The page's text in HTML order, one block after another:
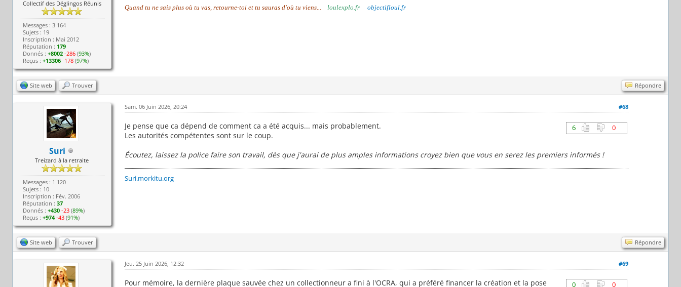
Collectif des Déglingos Réunis
Messages : 3 164
Sujets : 19
Inscription : Mai 2012
Réputation : 179
Donnés : +8002 -286(93%)
Reçus : +13306 -178(97%)
Quand tu ne sais plus où tu vas, retourne-toi et tu sauras d'où tu viens... loulexplo.fr objectifloul.fr
Site web Trouver Répondre
Suri
Treizard à la retraite
Messages : 1 120
Sujets : 10
Inscription : Fév. 2006
Réputation : 37
Donnés : +430 -23(89%)
Reçus : +974 -43(91%)
#68
Sam. 06 Juin 2026, 20:24
6 0
Je pense que ca dépend de comment ca a été acquis... mais probablement.
Les autorités compétentes sont sur le coup.
Écoutez, laissez la police faire son travail, dès que j'aurai de plus amples informations croyez bien que vous en serez les premiers informés !
Suri.morkitu.org
Site web Trouver Répondre
#69
Jeu. 25 Juin 2026, 12:32
0 0
Pour mémoire, la dernière plaque sauvée chez un collectionneur a fini à l'OCRA, qui a préféré financer la création et la pose